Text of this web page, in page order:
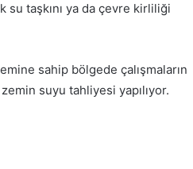
su taşkını ya da çevre kirliliği
sahip bölgede çalışmaların
suyu tahliyesi yapılıyor.